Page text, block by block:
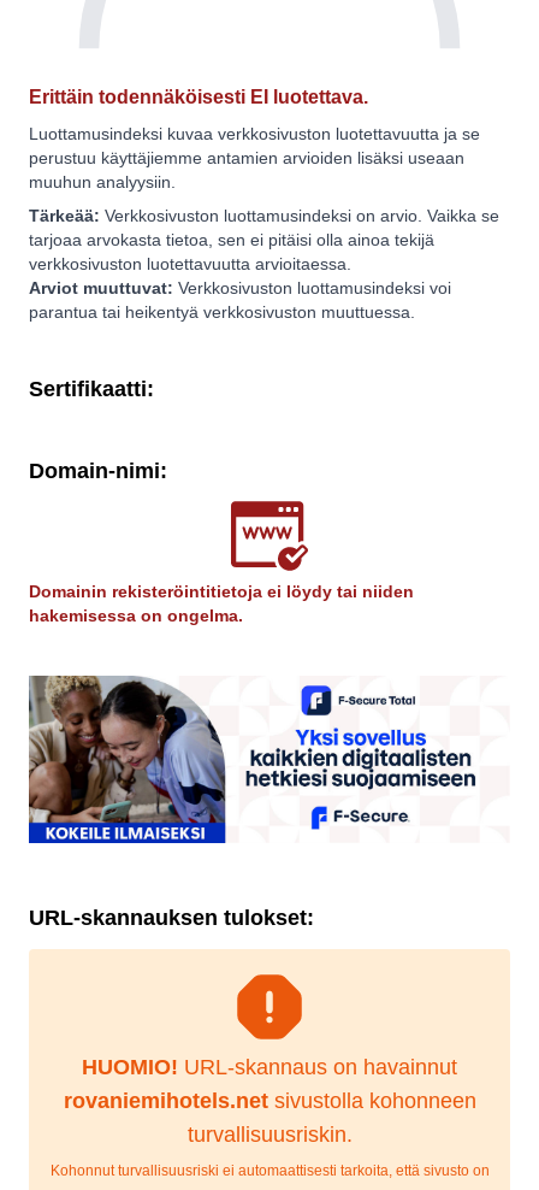
Erittäin todennäköisesti EI luotettava.
Luottamusindeksi kuvaa verkkosivuston luotettavuutta ja se
perustuu käyttäjiemme antamien arvioiden lisäksi useaan
muuhun analyysiin.
Tärkeää: Verkkosivuston luottamusindeksi on arvio. Vaikka se
tarjoaa arvokasta tietoa, sen ei pitäisi olla ainoa tekijä
verkkosivuston luotettavuutta arvioitaessa.
Arviot muuttuvat: Verkkosivuston luottamusindeksi voi
parantua tai heikentyä verkkosivuston muuttuessa.
Sertifikaatti:
Domain-nimi:
Domainin rekisteröintitietoja ei löydy tai niiden
hakemisessa on ongelma.
URL-skannauksen tulokset:
HUOMIO! URL-skannaus on havainnut
rovaniemihotels.netsivustolla kohonneen
turvallisuusriskin.
Kohonnut turvallisuusriski ei automaattisesti tarkoita, että sivusto on